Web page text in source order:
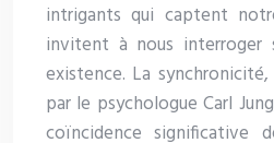
intrigants qui captent
invitent à nous interroger
existence. La
par le psychologue Carl
coïncidence significative